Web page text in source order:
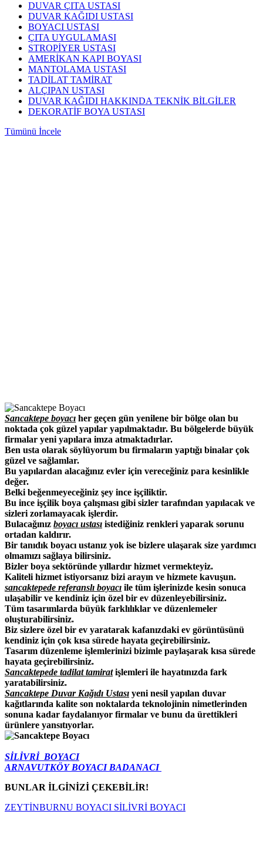
DUVAR ÇITA USTASI
DUVAR KAĞIDI USTASI
BOYACI USTASI
ÇITA UYGULAMASI
STROPİYER USTASI
AMERİKAN KAPI BOYASI
MANTOLAMA USTASI
TADİLAT TAMİRAT
ALÇIPAN USTASI
DUVAR KAĞIDI HAKKINDA TEKNİK BİLGİLER
DEKORATİF BOYA USTASI
Tümünü İncele
Sancaktepe boyacı her geçen gün yenilene bir bölge olan bu
noktada çok güzel yapılar yapılmaktadır. Bu bölgelerde büyük
firmalar yeni yapılara imza atmaktadırlar.
Ben usta olarak söylüyorum bu firmaların yaptığı binalar çok
güzel ve sağlamlar.
Bu yapılardan alacağınız evler için vereceğiniz para kesinlikle
değer.
Belki beğenmeyeceğiniz şey ince işçiliktir.
Bu ince işçilik boya çalışması gibi sizler tarafından yapılacak ve
sizleri zorlamayacak işlerdir.
Bulacağınız boyacı ustası istediğiniz renkleri yaparak sorunu
ortadan kaldırır.
Bir tanıdık boyacı ustanız yok ise bizlere ulaşarak size yardımcı
olmamızı sağlaya bilirsiniz.
Bizler boya sektöründe yıllardır hizmet vermekteyiz.
Kaliteli hizmet istiyorsanız bizi arayın ve hizmete kavuşun.
sancaktepede referanslı boyacı ile tüm işlerinizde kesin sonuca
ulaşabilir ve kendiniz için özel bir ev düzenleyebilirsiniz.
Tüm tasarımlarda büyük farklılıklar ve düzenlemeler
oluşturabilirsiniz.
Biz sizlere özel bir ev yaratarak kafanızdaki ev görüntüsünü
kendiniz için çok kısa sürede hayata geçirebilirsiniz.
Tasarım düzenleme işlemlerinizi bizimle paylaşarak kısa sürede
hayata geçirebilirsiniz.
Sancaktepede tadilat tamiratişlemleri ile hayatınızda fark
yaratabilirsiniz.
Sancaktepe Duvar Kağıdı Ustası yeni nesil yapılan duvar
kağıtlarında kalite son noktalarda teknolojinin nimetlerinden
sonuna kadar faydalanıyor firmalar ve bunu da ürettikleri
ürünlere yansıtıyorlar.
SİLİVRİ BOYACI
ARNAVUTKÖYBOYACI BADANACI
BUNLAR İLGİNİZİ ÇEKEBİLİR!
ZEYTİNBURNU BOYACI SİLİVRİ BOYACI